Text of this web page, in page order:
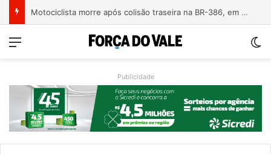
Motociclista morre após colisão traseira na BR-386, em Triunfo
Menu
Publicidade